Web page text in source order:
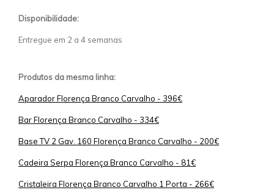
Disponibilidade:
Entregue em 2 a 4 semanas
Produtos da mesma linha:
Aparador Florença Branco Carvalho - 396€
Bar Florença Branco Carvalho - 334€
Base TV 2 Gav. 160 Florença Branco Carvalho - 200€
Cadeira Serpa Florença Branco Carvalho - 81€
Cristaleira Florença Branco Carvalho 1 Porta - 266€